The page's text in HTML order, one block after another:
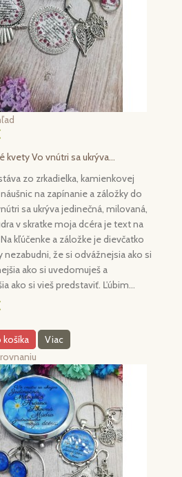
kvety Vo vnútri sa ukrýva...
zo zrkadielka, kamienkovej
na zapínanie a záložky do
sa ukrýva jedinečná, milovaná,
v skratke moja dcéra je text na
kľúčenke a záložke je dievčatko
nezabudni, že si odvážnejsia ako si
ako si uvedomuješ a
ako si vieš predstaviť. Ľúbim...
Viac